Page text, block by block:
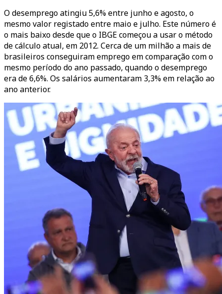
O desemprego atingiu 5,6% entre junho e agosto, o
mesmo valor registado entre maio e julho. Este número é
o mais baixo desde que o IBGE começou a usar o método
de cálculo atual, em 2012. Cerca de um milhão a mais de
brasileiros conseguiram emprego em comparação com o
mesmo período do ano passado, quando o desemprego
era de 6,6%. Os salários aumentaram 3,3% em relação ao
ano anterior.